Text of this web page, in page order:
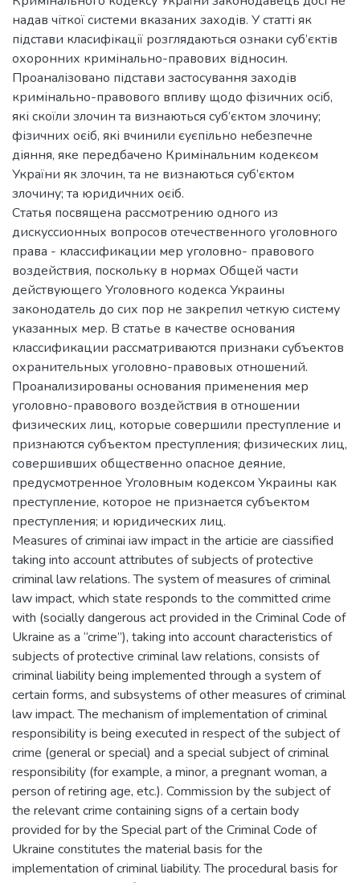
надав чіткої системи вказаних заходів. У статті як
підстави класифікації розглядаються ознаки суб’єктів
охоронних кримінально-правових відносин.
Проаналізовано підстави застосування заходів
кримінально-правового впливу щодо фізичних осіб,
які скоїли злочин та визнаються суб’єктом злочину;
фізичних оєіб, які вчинили єуєпільно небезпечне
діяння, яке передбачено Кримінальним кодекєом
України як злочин, та не визнаються суб’єктом
злочину; та юридичних оєіб.
Статья посвящена рассмотрению одного из
дискуссионных вопросов отечественного уголовного
права - классификации мер уголовно- правового
воздействия, поскольку в нормах Общей части
действующего Уголовного кодекса Украины
законодатель до сих пор не закрепил четкую систему
указанных мер. В статье в качестве основания
классификации рассматриваются признаки субъектов
охранительных уголовно-правовых отношений.
Проанализированы основания применения мер
уголовно-правового воздействия в отношении
физических лиц, которые совершили преступление и
признаются субъектом преступления; физических лиц,
совершивших общественно опасное деяние,
предусмотренное Уголовным кодексом Украины как
преступление, которое не признается субъектом
преступления; и юридических лиц.
Measures of criminai iaw impact in the articie are ciassified
taking into account attributes of subjects of protective
criminal law relations. The system of measures of criminal
law impact, which state responds to the committed crime
with (socially dangerous act provided in the Criminal Code of
Ukraine as a “crime”), taking into account characteristics of
subjects of protective criminal law relations, consists of
criminal liability being implemented through a system of
certain forms, and subsystems of other measures of criminal
law impact. The mechanism of implementation of criminal
responsibility is being executed in respect of the subject of
crime (general or special) and a special subject of criminal
responsibility (for example, a minor, a pregnant woman, a
person of retiring age, etc.). Commission by the subject of
the relevant crime containing signs of a certain body
provided for by the Special part of the Criminal Code of
Ukraine constitutes the material basis for the
implementation of criminal liability. The procedural basis for